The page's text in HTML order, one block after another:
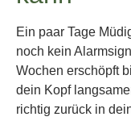
Ein paar Tage
noch kein
Wochen erschöpft
dein Kopf
richtig zurück in